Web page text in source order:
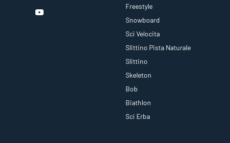
Freestyle
Snowboard
Sci Velocita
Slittino Pista Naturale
Slittino
Skeleton
Bob
Biathlon
Sci Erba